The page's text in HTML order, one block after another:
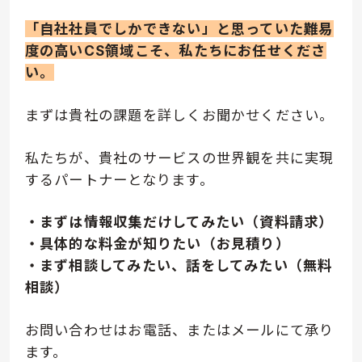
「自社社員でしかできない」と思っていた難易
度の高いCS領域こそ、私たちにお任せくださ
い。
まずは貴社の課題を詳しくお聞かせください。
私たちが、貴社のサービスの世界観を共に実現
するパートナーとなります。
・まずは情報収集だけしてみたい（資料請求）
・具体的な料金が知りたい（お見積り）
・まず相談してみたい、話をしてみたい（無料
相談）
お問い合わせはお電話、またはメールにて承り
ます。